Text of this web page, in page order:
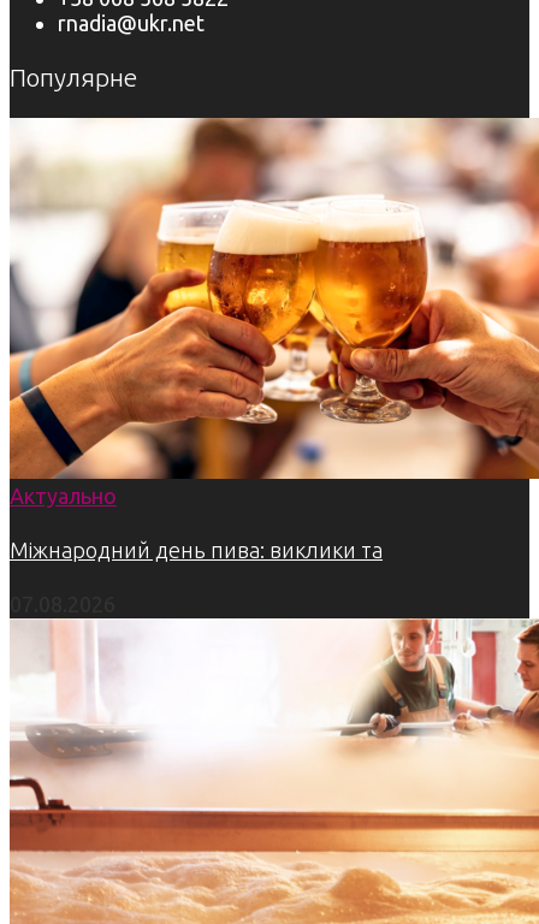
rnadia@ukr.net
Популярне
Актуально
Міжнародний день пива: виклики та